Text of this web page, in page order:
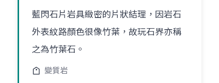
藍閃石片岩具緻密的片狀結理，因岩石
外表紋路顏色很像竹葉，故玩石界亦稱
之為竹葉石。
變質岩